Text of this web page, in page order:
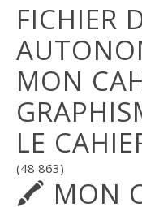
FICHIER
MON
LE
(48 863)
🖍 MON